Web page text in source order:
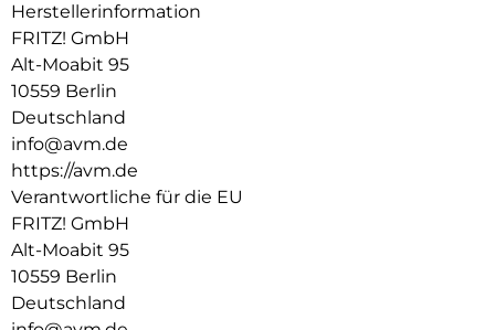
auch der perfekte Reisebegleiter: Sie passt in jede Tasche
und sorgt europaweit für eine stabile Internetverbindung, ob
im Hotel, in der Ferienunterkunft oder auf dem
Campingplatz. Dank USB-C lässt sie sich flexibel mit
Smartphone-Ladegeräten oder Powerbanks betreiben und
kann auch vorhandene WLAN-Hotspots oder 3G-Netze
(UMTS/HSPA+) nutzen.
Maximale Flexibilität für besten Empfang:
in allen Mobilfunknetzen. Die intelligente Ausrichthilfe des
mobilen WLAN-Routers hilft dabei, den optimalen Standort
und die beste Ausrichtung gegenüber dem Mobilfunknetz zu
ermitteln. Einzigartig ist auch die Möglichkeit zur gezielten
Auswahl der Mobilfunkbänder.
Herstellerinformation
FRITZ! GmbH
Alt-Moabit 95
10559 Berlin
Deutschland
info@avm.de
https://avm.de
Verantwortliche für die EU
FRITZ! GmbH
Alt-Moabit 95
10559 Berlin
Deutschland